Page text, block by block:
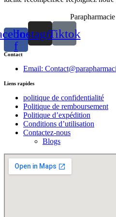
f
InstagramTiktok
Contact
Email:
Liens rapides
politique de confidentialité
Politique de remboursement
Politique d’expédition
Conditions d’utilisation
Contactez-nous
Blogs